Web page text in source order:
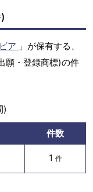
ア 」が保有する、
願・登録商標)の件
)
件数
1 件